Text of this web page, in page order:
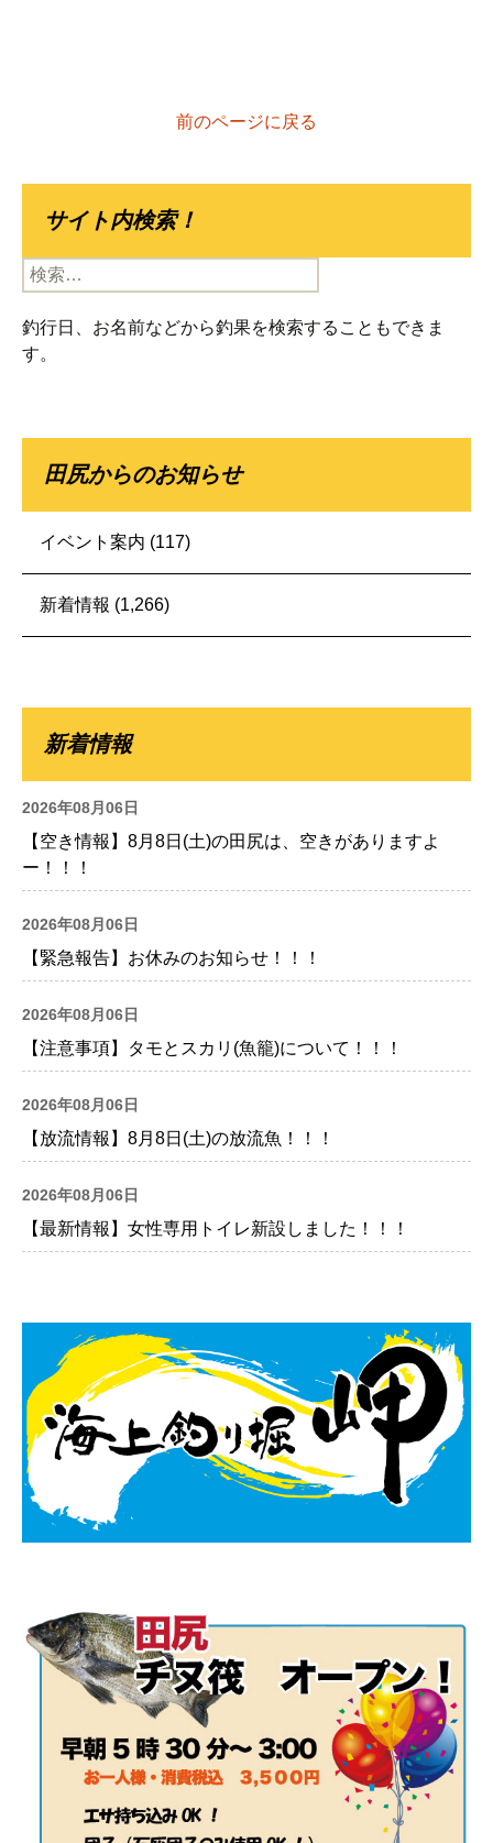
前のページに戻る
サイト内検索！
検
索:
釣行日、お名前などから釣果を検索することもできま
す。
田尻からのお知らせ
イベント案内 (117)
新着情報 (1,266)
新着情報
2026年08月06日
【空き情報】8月8日(土)の田尻は、空きがありますよ
ー！！！
2026年08月06日
【緊急報告】お休みのお知らせ！！！
2026年08月06日
【注意事項】タモとスカリ(魚籠)について！！！
2026年08月06日
【放流情報】8月8日(土)の放流魚！！！
2026年08月06日
【最新情報】女性専用トイレ新設しました！！！